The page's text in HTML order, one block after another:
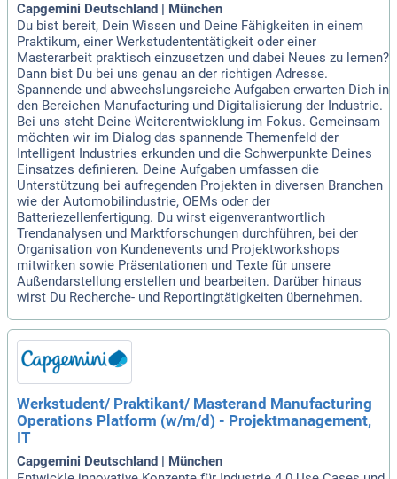
Capgemini Deutschland | München
Du bist bereit, Dein Wissen und Deine Fähigkeiten in einem
Praktikum, einer Werkstudententätigkeit oder einer
Masterarbeit praktisch einzusetzen und dabei Neues zu lernen?
Dann bist Du bei uns genau an der richtigen Adresse.
Spannende und abwechslungsreiche Aufgaben erwarten Dich in
den Bereichen Manufacturing und Digitalisierung der Industrie.
Bei uns steht Deine Weiterentwicklung im Fokus. Gemeinsam
möchten wir im Dialog das spannende Themenfeld der
Intelligent Industries erkunden und die Schwerpunkte Deines
Einsatzes definieren. Deine Aufgaben umfassen die
Unterstützung bei aufregenden Projekten in diversen Branchen
wie der Automobilindustrie, OEMs oder der
Batteriezellenfertigung. Du wirst eigenverantwortlich
Trendanalysen und Marktforschungen durchführen, bei der
Organisation von Kundenevents und Projektworkshops
mitwirken sowie Präsentationen und Texte für unsere
Außendarstellung erstellen und bearbeiten. Darüber hinaus
wirst Du Recherche- und Reportingtätigkeiten übernehmen.
Werkstudent/ Praktikant/ Masterand Manufacturing
Operations Platform (w/m/d) - Projektmanagement,
IT
Capgemini Deutschland | München